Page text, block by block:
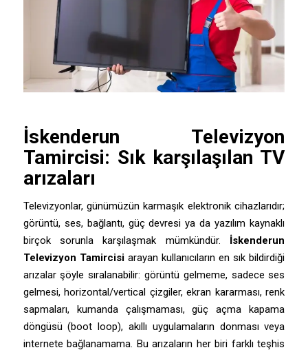
İskenderun Televizyon
Tamircisi: Sık karşılaşılan TV
arızaları
Televizyonlar, günümüzün karmaşık elektronik cihazlarıdır;
görüntü, ses, bağlantı, güç devresi ya da yazılım kaynaklı
birçok sorunla karşılaşmak mümkündür. İskenderun
Televizyon Tamircisiarayan kullanıcıların en sık bildirdiği
arızalar şöyle sıralanabilir: görüntü gelmeme, sadece ses
gelmesi, horizontal/vertical çizgiler, ekran kararması, renk
sapmaları, kumanda çalışmaması, güç açma kapama
döngüsü (boot loop), akıllı uygulamaların donması veya
internete bağlanamama. Bu arızaların her biri farklı teşhis